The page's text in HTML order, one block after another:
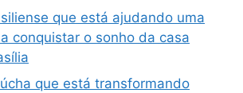
que está ajudando uma
conquistar o sonho da casa
que está transformando